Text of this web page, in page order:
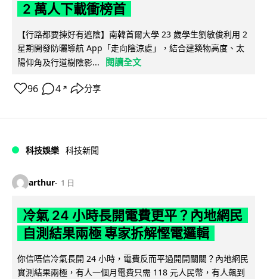
2 萬人下載衝榜首
【行路都要揀好有遮陰】南韓首爾大學 23 歲學生劉敏俊利用 2
星期開發防曬導航 App「走向陰涼處」，結合建築物高度、太
陽仰角及行道樹陰影...
閱讀全文
96 4 ↗ 分享
科技娛樂 科技新聞
arthur 1 日
冷氣 24 小時長開電費更平？內地網民
自測結果兩極 專家拆解慳電邏輯
你信唔信冷氣長開 24 小時，電費反而平過開開關關？內地網民
實測結果兩極，有人一個月電費只需 118 元人民幣，有人飆到